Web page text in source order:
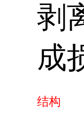
剥
成
结构